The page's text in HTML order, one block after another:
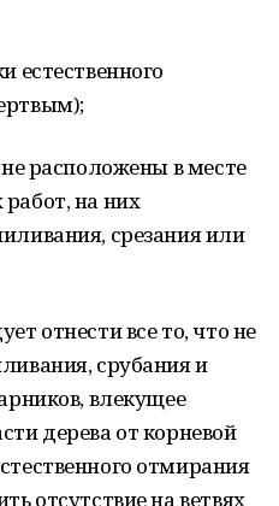
естественного
расположены в месте
на них
срезания или
отнести все то, что не
срубания и
влекущее
дерева от корневой
отмирания
отсутствие на ветвях